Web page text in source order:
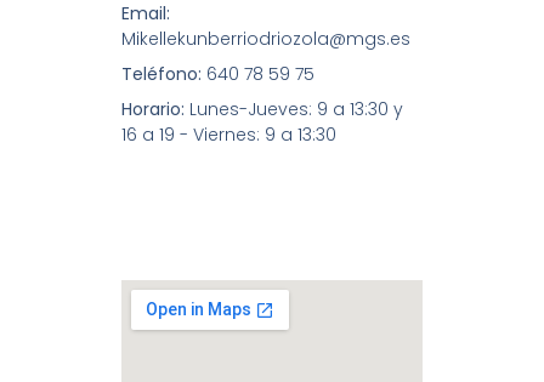
Email:
Mikellekunberriodriozola@mgs.es
Teléfono: 640 78 59 75
Horario: Lunes-Jueves: 9 a 13:30 y
16 a 19 - Viernes: 9 a 13:30